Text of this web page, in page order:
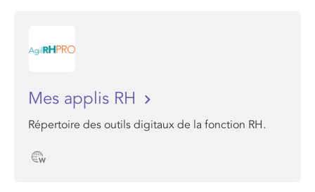
Mes applis RH
Répertoire des outils digitaux de la fonction RH.